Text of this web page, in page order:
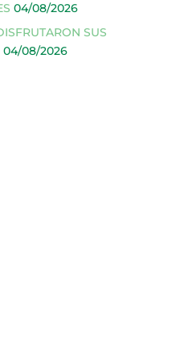
04/08/2026
SUS
04/08/2026